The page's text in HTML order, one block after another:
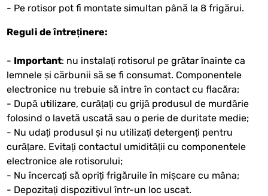
- Pe rotisor pot fi montate simultan până la 8 frigărui.
Reguli de întreținere:
- Important: nu instalați rotisorul pe grătar înainte ca
lemnele și cărbunii să se fi consumat. Componentele
electronice nu trebuie să intre în contact cu flacăra;
- După utilizare, curățați cu grijă produsul de murdărie
folosind o lavetă uscată sau o perie de duritate medie;
- Nu udați produsul și nu utilizați detergenți pentru
curățare. Evitați contactul umidității cu componentele
electronice ale rotisorului;
- Nu încercați să opriți frigăruile în mișcare cu mâna;
- Depozitați dispozitivul într-un loc uscat.